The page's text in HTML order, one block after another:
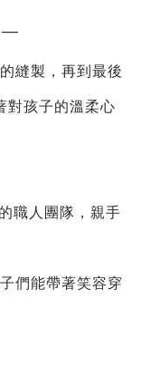
—
縫製，再到最後
對孩子的溫柔心
職人團隊，親手
們能帶著笑容穿